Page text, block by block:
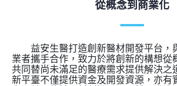
從概念到商業化
益安生醫打造創新醫材開發平台，
業者攜手合作，致力於將創新的構想從
共同替尚未滿足的醫療需求提供解決之
新平臺不僅提供資金及開發資源，亦有